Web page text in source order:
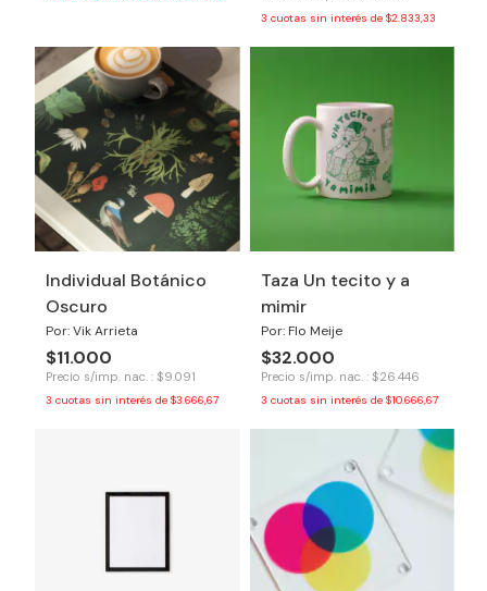
3 cuotas sin interés de $2.833,33
Individual Botánico
Oscuro
Por: Vik Arrieta
$11.000
Precio s/imp. nac. : $9.091
3 cuotas sin interés de $3.666,67
Taza Un tecito y a
mimir
Por: Flo Meije
$32.000
Precio s/imp. nac. : $26.446
3 cuotas sin interés de $10.666,67